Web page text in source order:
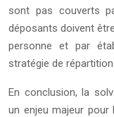
sont pas couverts
déposants doivent
personne et par
stratégie de
En conclusion, la
un enjeu majeur